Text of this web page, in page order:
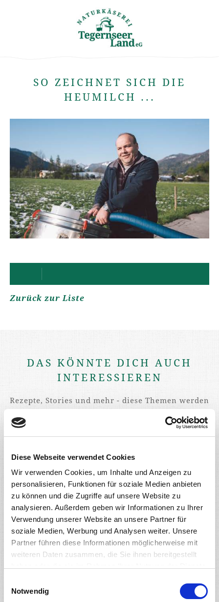
Diese Webseite verwendet Cookies
Wir verwenden Cookies, um Inhalte und Anzeigen zu
personalisieren, Funktionen für soziale Medien anbieten
zu können und die Zugriffe auf unsere Website zu
analysieren. Außerdem geben wir Informationen zu Ihrer
Verwendung unserer Website an unsere Partner für
soziale Medien, Werbung und Analysen weiter. Unsere
Partner führen diese Informationen möglicherweise mit
weiteren Daten zusammen, die Sie ihnen bereitgestellt
Cookies, wenn Sie unsere Webseite weiterhin nutzen.
Notwendig
SO ZEICHNET SICH DIE
HEUMILCH ...
Zurück zur Liste
DAS KÖNNTE DICH AUCH
INTERESSIEREN
Rezepte, Stories und mehr - diese Themen werden
Dich sicher auch interessieren.